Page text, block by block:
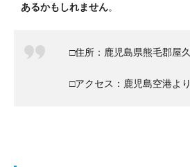
あるかもしれません。
□住所：鹿児島県熊毛郡屋
□アクセス：鹿児島空港よ